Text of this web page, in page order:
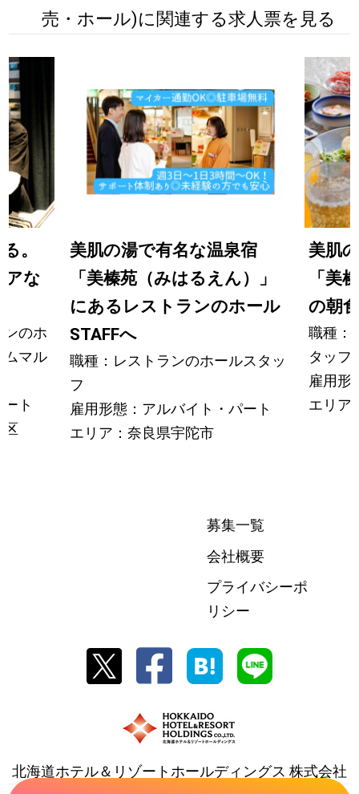
売・ホール)に関連する求人票を見る
。
アな
のホ
ムマル
ト
区
美肌の湯で有名な温泉宿
「美榛苑（みはるえん）」
にあるレストランのホール
STAFFへ
職種：レストランのホールスタッ
フ
雇用形態：アルバイト・パート
エリア：奈良県宇陀市
美肌
「美
の朝
職種：
タッフ
雇用形
エリア
募集一覧
会社概要
プライバシーポ
リシー
北海道ホテル＆リゾートホールディングス 株式会社